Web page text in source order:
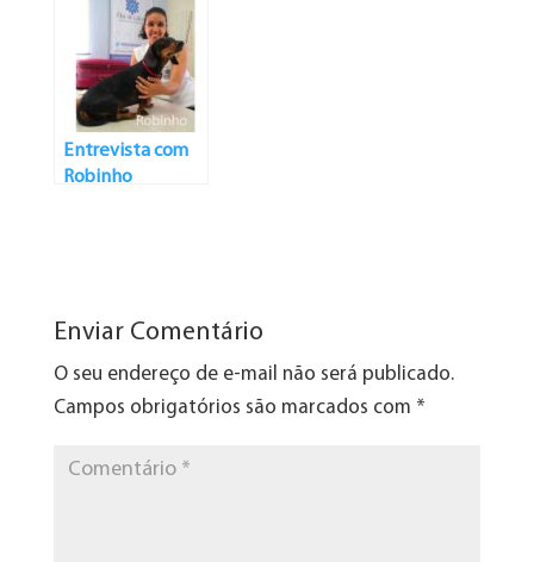
um todo e não
como um ser
dividido em
pedacinhos
Entrevista com
Robinho
Enviar Comentário
O seu endereço de e-mail não será publicado.
Campos obrigatórios são marcados com *